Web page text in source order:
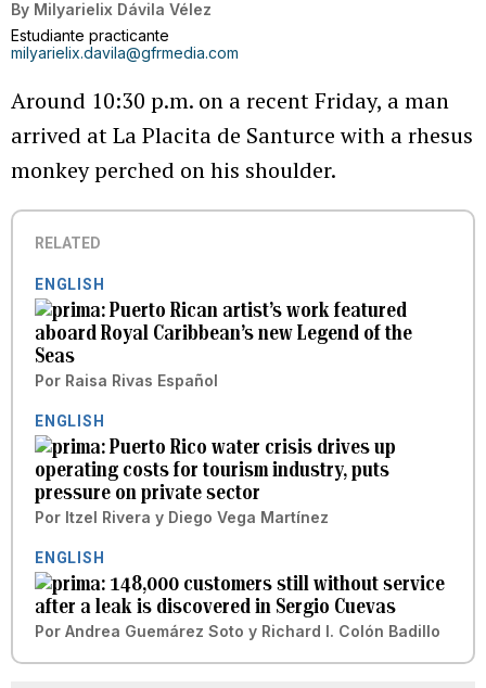
By Milyarielix Dávila Vélez
Estudiante practicante
milyarielix.davila@gfrmedia.com
Around 10:30 p.m. on a recent Friday, a man
arrived at La Placita de Santurce with a rhesus
monkey perched on his shoulder.
RELATED
ENGLISH
Puerto Rican artist’s work featured
aboard Royal Caribbean’s new Legend of the
Seas
Por Raisa Rivas Español
ENGLISH
Puerto Rico water crisis drives up
operating costs for tourism industry, puts
pressure on private sector
Por Itzel Rivera y Diego Vega Martínez
ENGLISH
148,000 customers still without service
after a leak is discovered in Sergio Cuevas
Por Andrea Guemárez Soto y Richard I. Colón Badillo